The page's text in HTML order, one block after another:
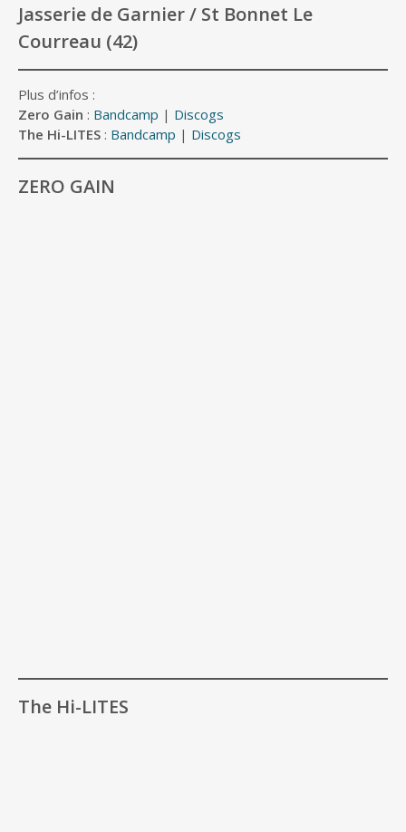
Jasserie de Garnier / St Bonnet Le
Courreau (42)
Plus d’infos :
Zero Gain : Bandcamp | Discogs
The Hi-LITES : Bandcamp | Discogs
ZERO GAIN
The Hi-LITES